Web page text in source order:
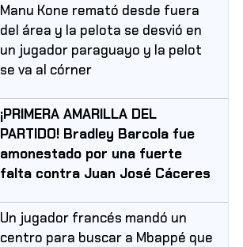
Manu Kone remató desde fuera
del área y la pelota se desvió en
un jugador paraguayo y la pelot
se va al córner
¡PRIMERA AMARILLA DEL
PARTIDO! Bradley Barcola fue
amonestado por una fuerte
falta contra Juan José Cáceres
Un jugador francés mandó un
centro para buscar a Mbappé que